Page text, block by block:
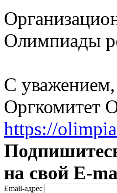
Олимпиады
С уважением,
Оргкомитет
https://
на свой E-
Email-адрес